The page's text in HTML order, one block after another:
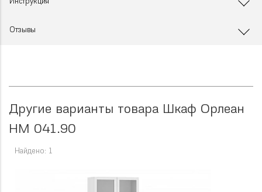
Инструкция
Отзывы
Другие варианты товара Шкаф Орлеан
НМ 041.90
Найдено: 1